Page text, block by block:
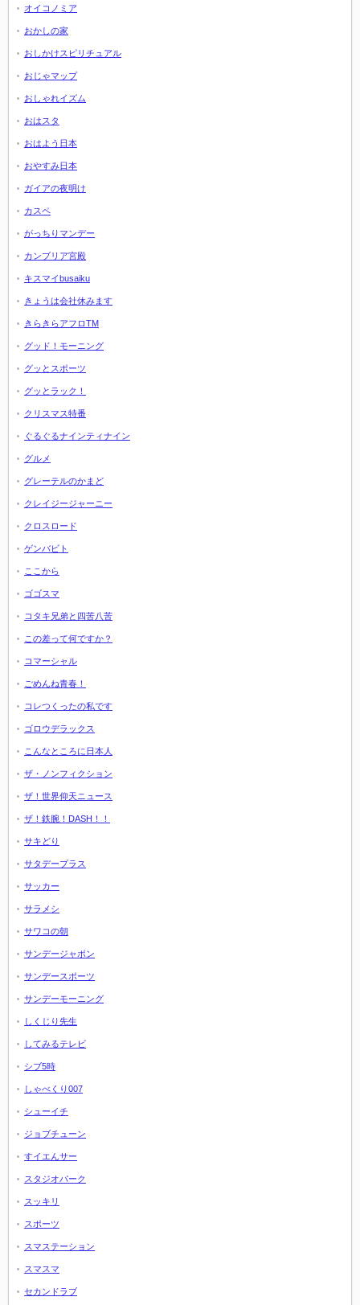
オイコノミア
おかしの家
おしかけスピリチュアル
おじゃマップ
おしゃれイズム
おはスタ
おはよう日本
おやすみ日本
ガイアの夜明け
カスペ
がっちりマンデー
カンブリア宮殿
キスマイbusaiku
きょうは会社休みます
きらきらアフロTM
グッド！モーニング
グッとスポーツ
グッとラック！
クリスマス特番
ぐるぐるナインティナイン
グルメ
グレーテルのかまど
クレイジージャーニー
クロスロード
ゲンバビト
ここから
ゴゴスマ
コタキ兄弟と四苦八苦
この差って何ですか？
コマーシャル
ごめんね青春！
コレつくったの私です
ゴロウデラックス
こんなところに日本人
ザ・ノンフィクション
ザ！世界仰天ニュース
ザ！鉄腕！DASH！！
サキどり
サタデープラス
サッカー
サラメシ
サワコの朝
サンデージャポン
サンデースポーツ
サンデーモーニング
しくじり先生
してみるテレビ
シブ5時
しゃべくり007
シューイチ
ジョブチューン
すイエんサー
スタジオパーク
スッキリ
スポーツ
スマステーション
スマスマ
セカンドラブ